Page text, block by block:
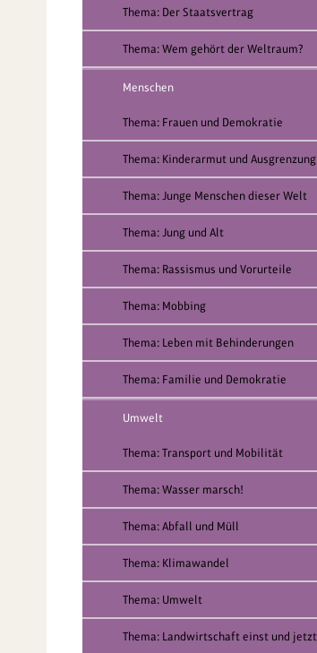
Thema: Der Staatsvertrag
Thema: Wem gehört der Weltraum?
Menschen
Thema: Frauen und Demokratie
Thema: Kinderarmut und Ausgrenzung
Thema: Junge Menschen dieser Welt
Thema: Jung und Alt
Thema: Rassismus und Vorurteile
Thema: Mobbing
Thema: Leben mit Behinderungen
Thema: Familie und Demokratie
Umwelt
Thema: Transport und Mobilität
Thema: Wasser marsch!
Thema: Abfall und Müll
Thema: Klimawandel
Thema: Umwelt
Thema: Landwirtschaft einst und jetzt